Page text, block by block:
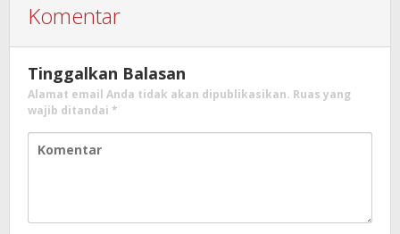
Komentar
Tinggalkan Balasan
Alamat email Anda tidak akan dipublikasikan. Ruas yang
wajib ditandai *